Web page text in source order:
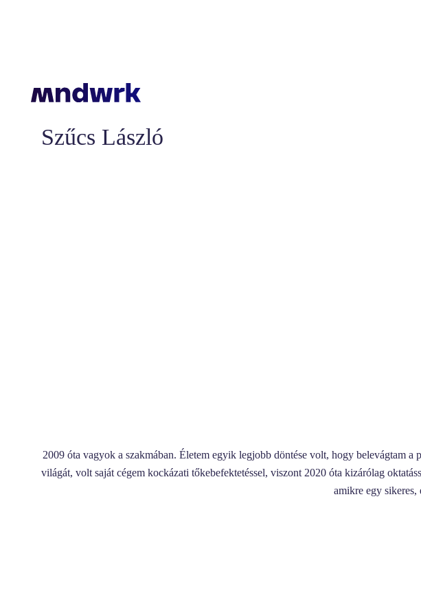
Szűcs László
2009 óta vagyok a szakmában. Életem egyik legjobb döntése volt, hogy belevágtam
világát, volt saját cégem kockázati tőkebefektetéssel, viszont 2020 óta kizárólag
amikre egy